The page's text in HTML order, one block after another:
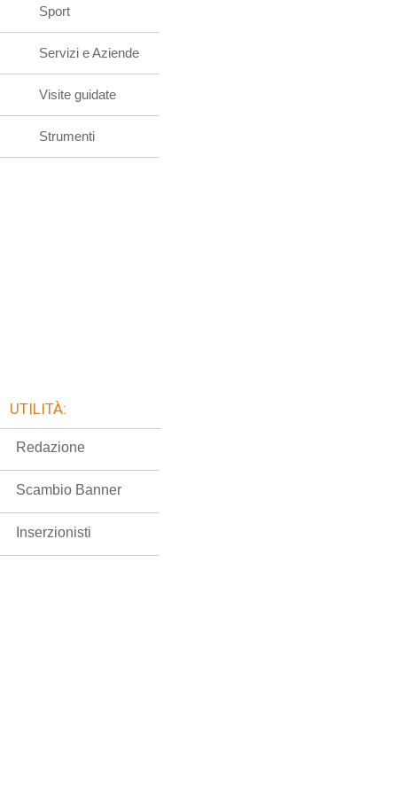
Sport
Servizi e Aziende
Visite guidate
Strumenti
UTILITÀ:
Redazione
Scambio Banner
Inserzionisti